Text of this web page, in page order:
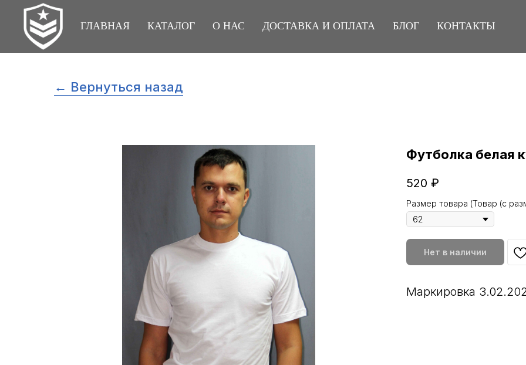
ГЛАВНАЯ КАТАЛОГ О НАС ДОСТАВКА И ОПЛАТА БЛОГ КОНТАКТЫ
← Вернуться назад
Футболка белая
520 ₽
Размер товара (Товар (с
Нет в наличии
Маркировка